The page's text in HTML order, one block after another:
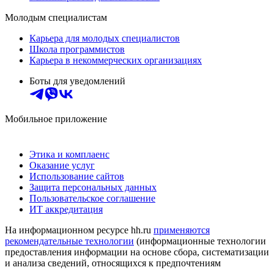
Молодым специалистам
Карьера для молодых специалистов
Школа программистов
Карьера в некоммерческих организациях
Боты для уведомлений
Мобильное приложение
Этика и комплаенс
Оказание услуг
Использование сайтов
Защита персональных данных
Пользовательское соглашение
ИТ аккредитация
На информационном ресурсе hh.ru применяются
рекомендательные технологии (информационные технологии
предоставления информации на основе сбора, систематизации
и анализа сведений, относящихся к предпочтениям